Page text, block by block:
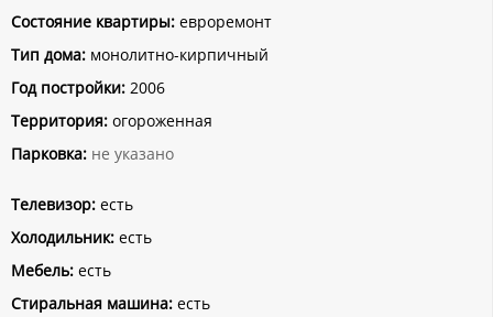
Состояние квартиры: евроремонт
Тип дома: монолитно-кирпичный
Год постройки: 2006
Территория: огороженная
Парковка: не указано
Телевизор: есть
Холодильник: есть
Мебель: есть
Стиральная машина: есть